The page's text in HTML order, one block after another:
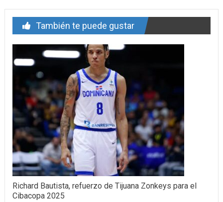
También te puede gustar
Richard Bautista, refuerzo de Tijuana Zonkeys para el
Cibacopa 2025